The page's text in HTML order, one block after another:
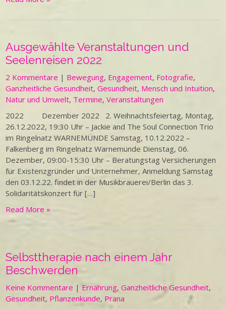
Ausgewählte Veranstaltungen und
Seelenreisen 2022
2 Kommentare | Bewegung, Engagement, Fotografie,
Ganzheitliche Gesundheit,Gesundheit, Mensch und Intuition,
Natur und Umwelt, Termine,Veranstaltungen
2022 Dezember 2022 2. Weihnachtsfeiertag, Montag,
26.12.2022, 19:30 Uhr – Jackie and The Soul Connection Trio
im Ringelnatz WARNEMÜNDE Samstag, 10.12.2022 –
Falkenberg im Ringelnatz Warnemünde Dienstag, 06.
Dezember, 09:00-15:30 Uhr – Beratungstag Versicherungen
für Existenzgründer und Unternehmer, Anmeldung Samstag
den 03.12.22. findet in der Musikbrauerei/Berlin das 3.
Solidaritätskonzert für […]
Read More »
Selbsttherapie nach einem Jahr
Beschwerden
Keine Kommentare | Ernährung,Ganzheitliche Gesundheit,
Gesundheit, Pflanzenkunde, Prana